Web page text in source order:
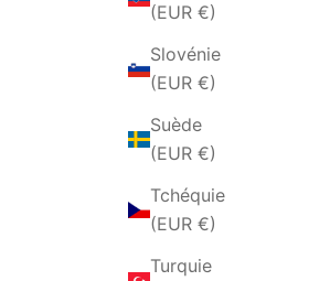
(EUR €)
Slovénie
(EUR €)
Suède
(EUR €)
Tchéquie
(EUR €)
Turquie